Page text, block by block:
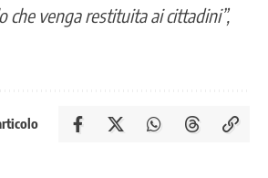
che venga restituita ai cittadini”,